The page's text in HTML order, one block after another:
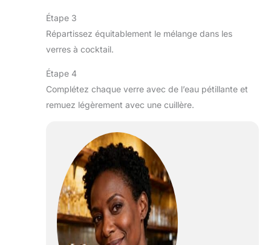
Étape 3
Répartissez équitablement le mélange dans les
verres à cocktail.
Étape 4
Complétez chaque verre avec de l’eau pétillante et
remuez légèrement avec une cuillère.